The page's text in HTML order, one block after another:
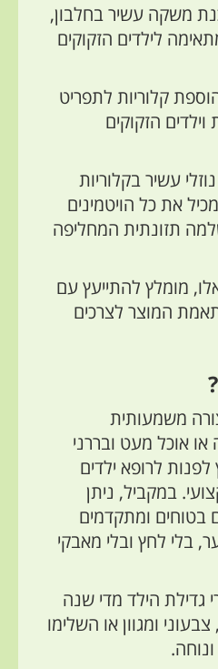
משקה עשיר בחלבון,
לילדים הזקוקים
קלוריות לתפריט
הזקוקים
עשיר בקלוריות
את כל הויטמינים
תזונתית המחליפה
מומלץ להתייעץ עם
המוצר לצרכים
משמעותית
או אוכל מעט ובררני
לרופא ילדים
במקביל, ניתן
בטוחים ומתקדמים
בלי לחץ ובלי מאבקי
גדילת הילד מדי שנה
ומגוון או השלימו